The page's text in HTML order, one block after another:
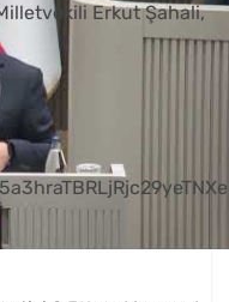
Erkut Şahali,